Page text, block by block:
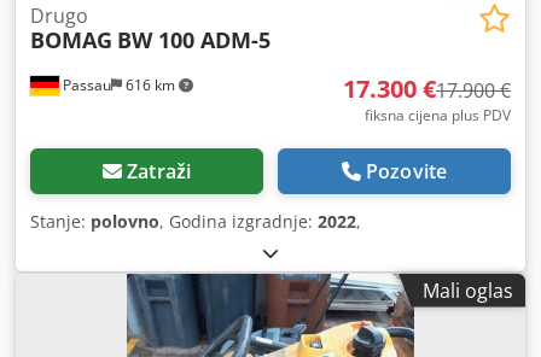
Passau 616 km
Drugo
BOMAG BW 100 ADM-5
17.300 €17.900 €
fiksna cijena plus PDV
Zatraži Pozovite
Stanje: polovno, Godina izgradnje: 2022,
Mali oglas